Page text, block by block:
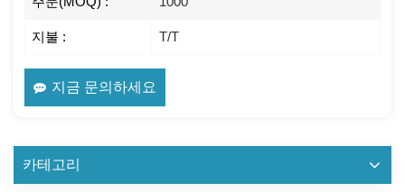
지불 : T/T
지금 문의하세요
카테고리